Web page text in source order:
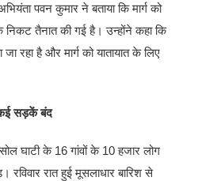
पवन कुमार ने बताया कि मार्ग को
तैनात की गई है। उन्होंने कहा कि
जा रहा है और मार्ग को यातायात के लिए
कई सड़कें बंद
घाटी के 16 गांवों के 10 हजार लोग
रविवार रात हुई मूसलाधार बारिश से